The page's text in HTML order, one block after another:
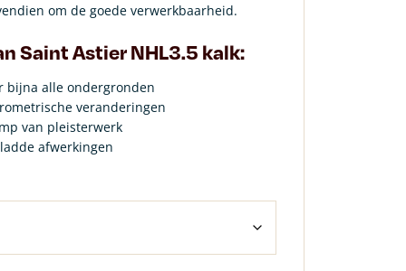
om de goede verwerkbaarheid.
Saint AstierNHL3.5 kalk:
bijna alle ondergronden
veranderingen
van pleisterwerk
afwerkingen